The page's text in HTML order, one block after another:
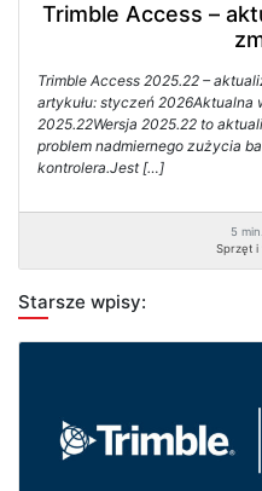
Trimble Access –
Trimble Access 2025.22 –
artykułu: styczeń 2026Aktualna
2025.22Wersja 2025.22 to
problem nadmiernego zużycia
kontrolera.Jest […]
5
Sprzęt i
Starsze wpisy: